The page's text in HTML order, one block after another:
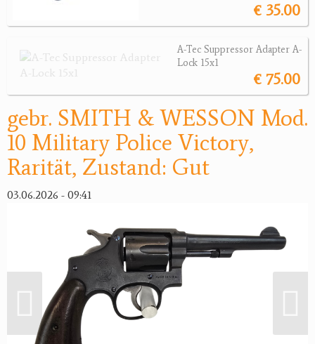
Jagdangebote
Bücher, Videos
Antikes
Geschenke
€ 35.00
A-Tec Suppressor Adapter A-
Lock 15x1
€ 75.00
gebr. SMITH & WESSON Mod.
10 Military Police Victory,
Rarität, Zustand: Gut
03.06.2026 - 09:41